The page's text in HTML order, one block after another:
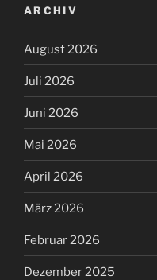
ARCHIV
August 2026
Juli 2026
Juni 2026
Mai 2026
April 2026
März 2026
Februar 2026
Dezember 2025